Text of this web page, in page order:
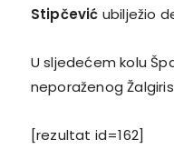
Stipčević ubilježio
U sljedećem kolu
neporaženog
[rezultat id=162]